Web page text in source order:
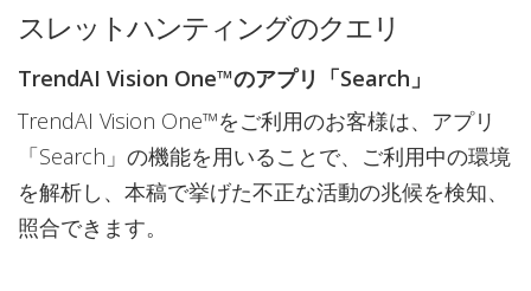
スレットハンティングのクエリ
TrendAI Vision One™のアプリ「Search」
TrendAI Vision One™をご利用のお客様は、アプリ
「Search」の機能を用いることで、ご利用中の環境
を解析し、本稿で挙げた不正な活動の兆候を検知、
照合できます。